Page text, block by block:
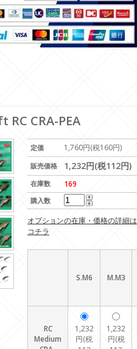
RC CRA-PEA
定価 1,760円(税160円)
販売価格 1,232円(税112円)
在庫数 169
購入数
オプションの在庫・価格の詳細は
コチラ
S.M6 M.M3
RC
Medium
1,232
円(税
1,232
円(税